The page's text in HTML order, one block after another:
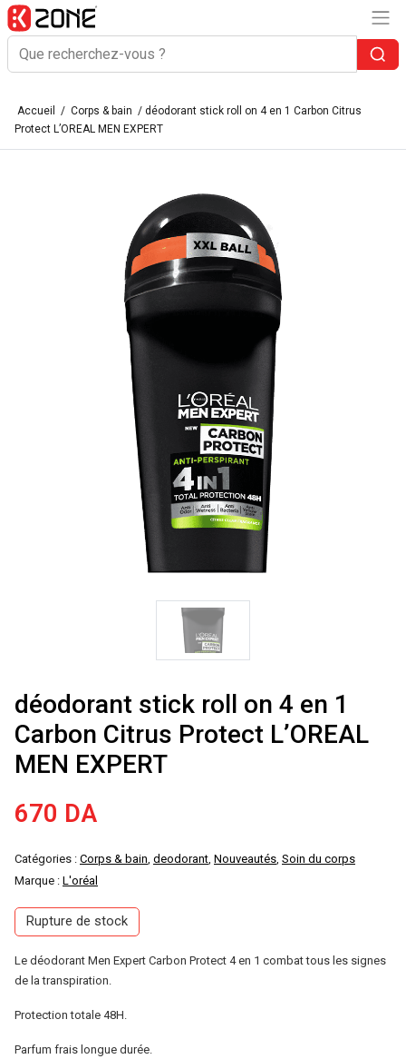
Accueil / Corps & bain / déodorant stick roll on 4 en 1 Carbon Citrus
Protect L’OREAL MEN EXPERT
déodorant stick roll on 4 en 1
Carbon Citrus Protect L’OREAL
MEN EXPERT
670 DA
Catégories : Corps & bain, deodorant, Nouveautés, Soin du corps
Marque : L'oréal
Rupture de stock
Le déodorant Men Expert Carbon Protect 4 en 1 combat tous les signes
de la transpiration.
Protection totale 48H.
Parfum frais longue durée.